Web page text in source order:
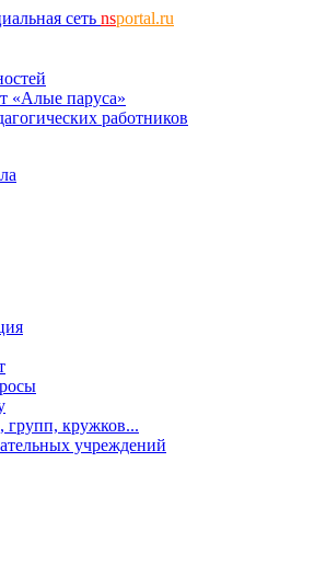
сеть nsportal.ru
«Алые паруса»
работников
групп, кружков...
учреждений